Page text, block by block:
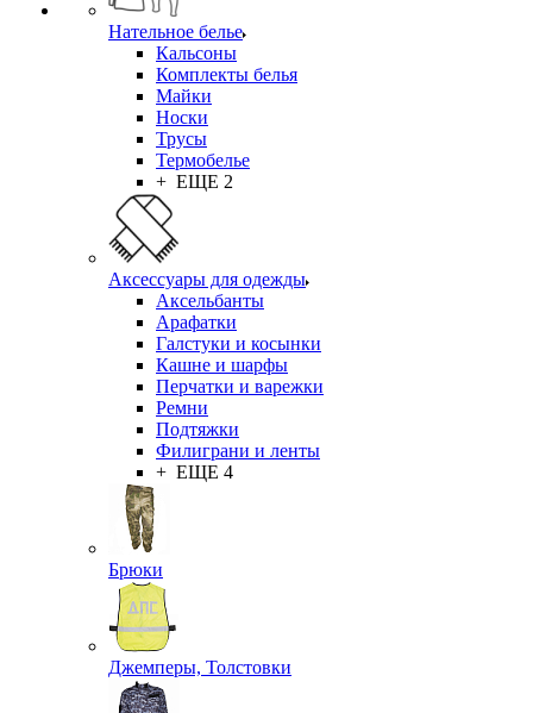
Нательное белье
Кальсоны
Комплекты белья
Майки
Носки
Трусы
Термобелье
+ ЕЩЕ 2
Аксессуары для одежды
Аксельбанты
Арафатки
Галстуки и косынки
Кашне и шарфы
Перчатки и варежки
Ремни
Подтяжки
Филиграни и ленты
+ ЕЩЕ 4
Брюки
Джемперы, Толстовки